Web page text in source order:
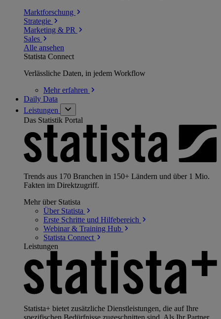
Marktforschung
Strategie
Marketing & PR
Sales
Alle ansehen
Statista Connect
Verlässliche Daten, in jedem Workflow
Mehrerfahren
Daily Data
Leistungen
Das Statistik Portal
Trends aus 170 Branchen in 150+ Ländern und über 1 Mio.
Fakten im Direktzugriff.
Mehr über Statista
Über Statista
Erste Schritte und Hilfebereich
Webinar & Training Hub
Statista Connect
Leistungen
Statista+ bietet zusätzliche Dienstleistungen, die auf Ihre
spezifischen Bedürfnisse zugeschnitten sind. Als Ihr Partner